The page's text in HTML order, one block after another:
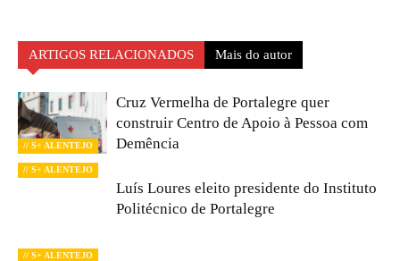
ARTIGOS RELACIONADOS Mais do autor
// S+ ALENTEJO
Cruz Vermelha de Portalegre quer
construir Centro de Apoio à Pessoa com
Demência
// S+ ALENTEJO
Luís Loures eleito presidente do Instituto
Politécnico de Portalegre
// S+ ALENTEJO